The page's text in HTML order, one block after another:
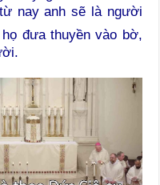
nay anh sẽ là người
đưa thuyền vào bờ,